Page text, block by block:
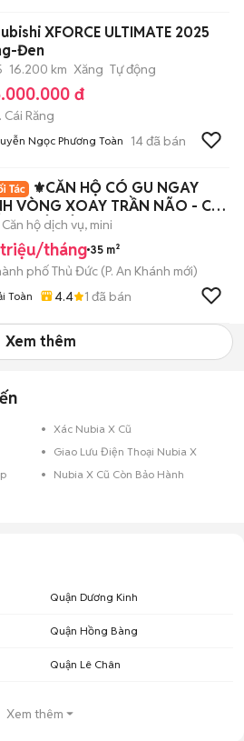
XFORCE ULTIMATE 2025
Đen
16.200 km Xăng Tự động
đ
Cái Răng
Ngọc Phương Toàn 14đã bán
⚜️CĂN HỘ CÓ GU NGAY
VÒNG XOAY TRẦN NÃO - CÓ
ĐẬU Ô TÔ
Căn hộ dịch vụ, mini
tháng 35 m²
phố Thủ Đức (P. An Khánh mới)
Toàn 4.4 1 đã bán
Xem thêm
Xác Nubia X Cũ
Giao Lưu Điện Thoại Nubia X
Nubia X Cũ Còn Bảo Hành
Quận Dương Kinh
Quận Hồng Bàng
Quận Lê Chân
Xem thêm